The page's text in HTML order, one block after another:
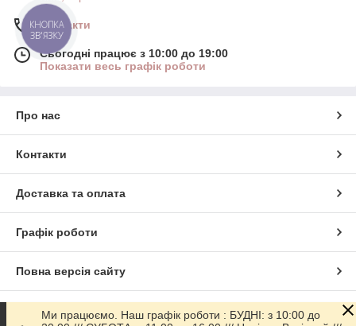
Контакти
Сьогодні працює з 10:00 до 19:00
Показати весь графік роботи
Про нас
Контакти
Доставка та оплата
Графік роботи
Повна версія сайту
Сайт створено на маркетплейсі Prom.ua
Ми працюємо. Наш графік роботи : БУДНІ: з 10:00 до
КНОПКА
ЗВ'ЯЗКУ